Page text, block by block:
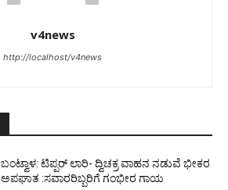
v4news
http://localhost/v4news
ಬಂಟ್ವಾಳ: ಟಿಪ್ಪರ್ ಲಾರಿ- ದ್ವಿಚಕ್ರ ವಾಹನ ನಡುವೆ ಭೀಕರ
ಅಪಘಾತ :ಸವಾರರಿಬ್ಬರಿಗೆ ಗಂಭೀರ ಗಾಯ